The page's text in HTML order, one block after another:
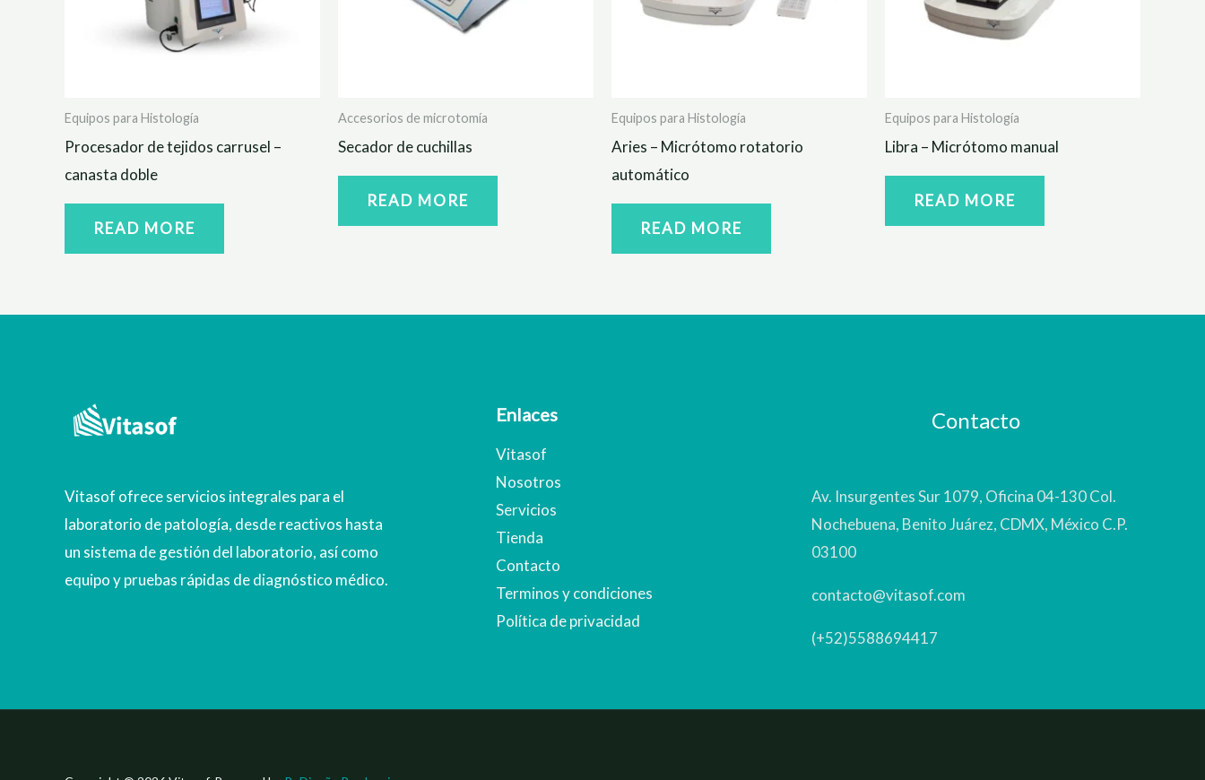
Equipos para Histología
Procesador de tejidos carrusel –
canasta doble
READ MORE
Accesorios de microtomía
Secador de cuchillas
READ MORE
Equipos para Histología
Aries – Micrótomo rotatorio
automático
READ MORE
Equipos para Histología
Libra – Micrótomo manual
READ MORE
Vitasof ofrece servicios integrales para el
laboratorio de patología, desde reactivos hasta
un sistema de gestión del laboratorio, así como
equipo y pruebas rápidas de diagnóstico médico.
Enlaces
Vitasof
Nosotros
Servicios
Tienda
Contacto
Terminos y condiciones
Política de privacidad
Contacto
Av. Insurgentes Sur 1079, Oficina 04-130 Col.
Nochebuena, Benito Juárez, CDMX, México C.P.
03100
contacto@vitasof.com
(+52)5588694417